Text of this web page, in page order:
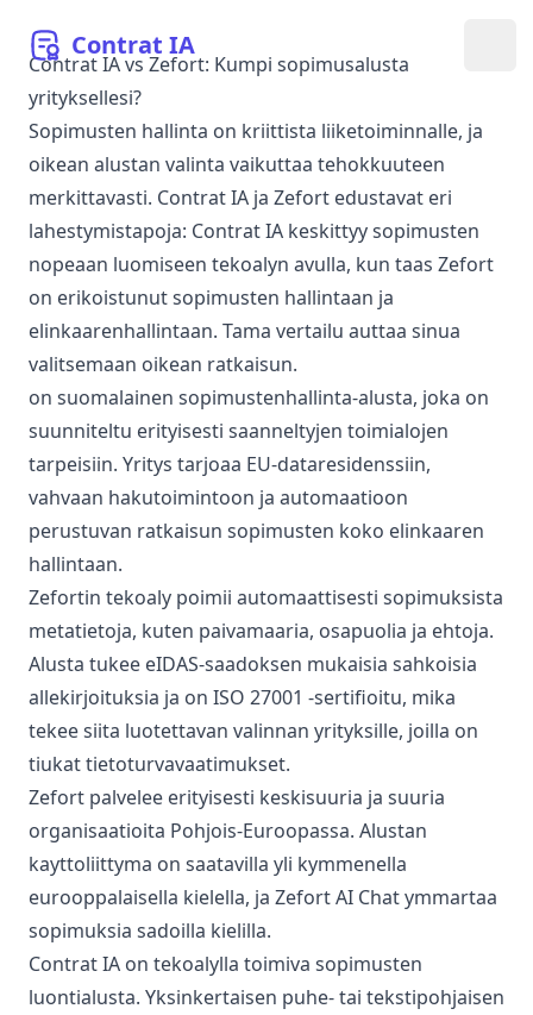
Contrat IA
Contrat IA vs Zefort: Kumpi sopimusalusta
yrityksellesi?
Sopimusten hallinta on kriittista liiketoiminnalle, ja
oikean alustan valinta vaikuttaa tehokkuuteen
merkittavasti. Contrat IA ja Zefort edustavat eri
lahestymistapoja: Contrat IA keskittyy sopimusten
nopeaan luomiseen tekoalyn avulla, kun taas Zefort
on erikoistunut sopimusten hallintaan ja
elinkaarenhallintaan. Tama vertailu auttaa sinua
valitsemaan oikean ratkaisun.
on suomalainen sopimustenhallinta-alusta, joka on
suunniteltu erityisesti saanneltyjen toimialojen
tarpeisiin. Yritys tarjoaa EU-dataresidenssiin,
vahvaan hakutoimintoon ja automaatioon
perustuvan ratkaisun sopimusten koko elinkaaren
hallintaan.
Zefortin tekoaly poimii automaattisesti sopimuksista
metatietoja, kuten paivamaaria, osapuolia ja ehtoja.
Alusta tukee eIDAS-saadoksen mukaisia sahkoisia
allekirjoituksia ja on ISO 27001 -sertifioitu, mika
tekee siita luotettavan valinnan yrityksille, joilla on
tiukat tietoturvavaatimukset.
Zefort palvelee erityisesti keskisuuria ja suuria
organisaatioita Pohjois-Euroopassa. Alustan
kayttoliittyma on saatavilla yli kymmenella
eurooppalaisella kielella, ja Zefort AI Chat ymmartaa
sopimuksia sadoilla kielilla.
Contrat IA on tekoalylla toimiva sopimusten
luontialusta. Yksinkertaisen puhe- tai tekstipohjaisen